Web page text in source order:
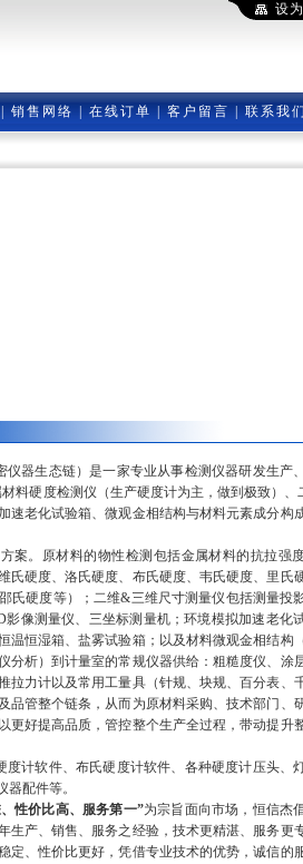
设
销售网络 在线订单 客户留言 联系我们
仪器生态链）是一家专业从事检测仪器研发生产
料硬度检测仪（生产硬度计为主，做到极致）、
速老化试验箱、微观金相结构与材料元素成分构
。原材料的物性检测包括金属材料的抗拉强
氏硬度、洛氏硬度、布氏硬度、韦氏硬度、里氏
氏硬度等）；二维&三维尺寸测量仪包括测量投
像测量仪、三坐标测量机；环境模拟加速老化
温恒湿箱、盐雾试验箱；以及材料微观金相结构
析）到计量室的常规仪器供给：粗糙度仪、涂
拉力计以及常用工量具（针规、块规、百分表、
管整个链条，从而为原材料采购、技术部门、
更好提高品质，管控整个生产全过程，带动提升
计软件、布氏硬度计软件、各种硬度计压头、
配件等。
性价比高、服务第一”为宗旨面向市场，恒信杰
生产、销售、服务之经验，技术更精湛、服务更
定、性价比更好，凭借专业技术的优势，诚信的